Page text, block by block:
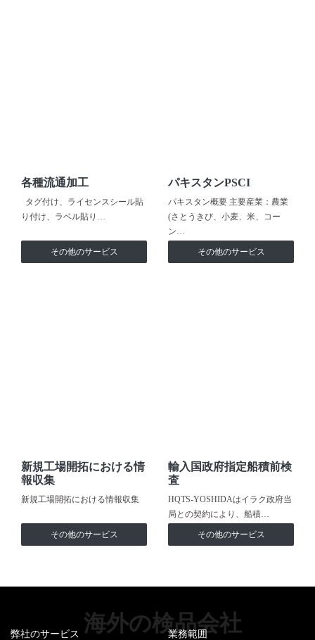
各種流通加工
タグ付け、ライセンスシール貼
り付け、ラベル貼り…
その他のサービス
パキスタンPSCI
パキスタン概要 主要産業：農業
(さとうきび、小麦、米、コー
ン…
その他のサービス
新規工場開拓における情
報収集
新規工場開拓における情報収集
その他のサービス
輸入国政府指定船積前検
査
HQTS-YOSHIDAはイラク政府当
局との契約により、船積…
その他のサービス
海外の検品会社
弊社のサービス 業務範囲